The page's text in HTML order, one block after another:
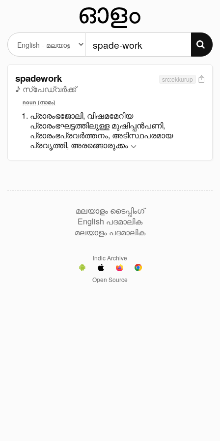
spadework
♪ സ്പേഡ്വർക്ക്
src:ekkurup
noun (നാമം)
പ്രാരംഭജോലി, വിഷമമേറിയ
പ്രാരംഭഘട്ടത്തിലുള്ള മുഷിപ്പൻപണി,
പ്രാരംഭപ്രവർത്തനം, അടിസ്ഥപരമായ
പ്രവൃത്തി, അരങ്ങൊരുക്കം
മലയാളം ടൈപ്പിംഗ്
English പദമാലിക
മലയാളം പദമാലിക
Indic Archive
Open Source